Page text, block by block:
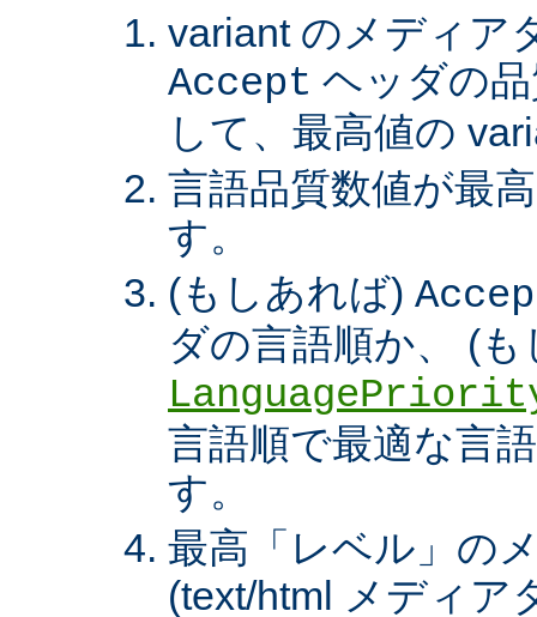
variant のメディア
Accept ヘッダの
して、最高値の
言語品質数値が最
す。
(もしあれば)
ダの言語順か、 (
言語順で最適な言
す。
最高「レベル」の
(text/html メディア